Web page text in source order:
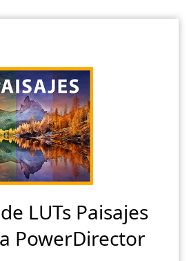
LUTs Paisajes
PowerDirector